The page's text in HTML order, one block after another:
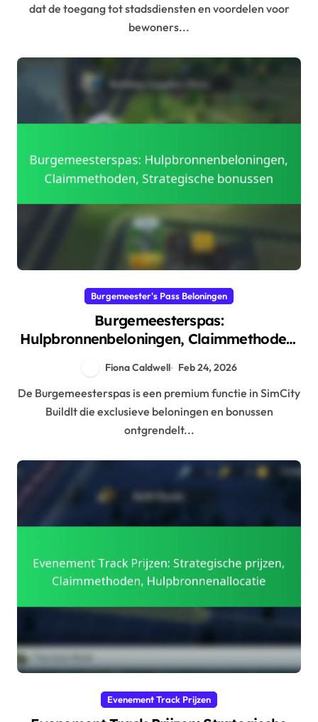
dat de toegang tot stadsdiensten en voordelen voor
bewoners...
Burgemeester's Pass Beloningen
Burgemeesterspas:
Hulpbronnenbeloningen, Claimmethoden,
Fiona Caldwell Feb 24, 2026
De Burgemeesterspas is een premium functie in SimCity
BuildIt die exclusieve beloningen en bonussen
ontgrendelt...
Evenement Track Prijzen